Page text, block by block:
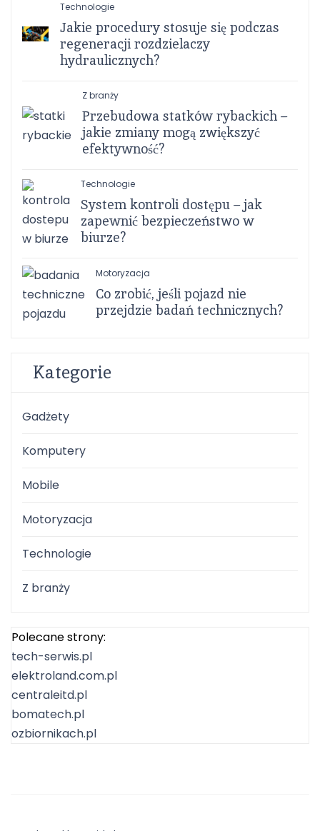
Technologie
Jakie procedury stosuje się podczas
regeneracji rozdzielaczy
hydraulicznych?
Z branży
Przebudowa statków rybackich –
jakie zmiany mogą zwiększyć
efektywność?
Technologie
System kontroli dostępu – jak
zapewnić bezpieczeństwo w
biurze?
Motoryzacja
Co zrobić, jeśli pojazd nie
przejdzie badań technicznych?
Kategorie
Gadżety
Komputery
Mobile
Motoryzacja
Technologie
Z branży
Polecane strony:
tech-serwis.pl
elektroland.com.pl
centraleitd.pl
bomatech.pl
ozbiornikach.pl